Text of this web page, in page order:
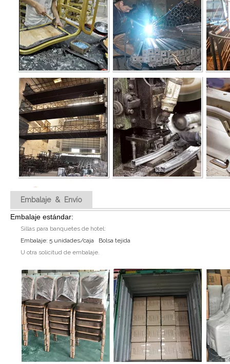
Embalaje & Envío
Embalaje estándar:
Sillas para banquetes de hotel:
Embalaje: 5 unidades/caja Bolsa tejida
U otra solicitud de embalaje.